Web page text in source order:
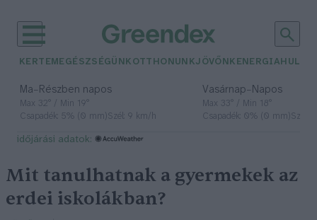
KERTEM EGÉSZSÉGÜNK OTTHONUNKJÖVŐNK ENERGIA
Ma– Részben napos
Max 32° / Min 19°
Csapadék: 5% (0 mm)Szél: 9 km/h
Vasárnap– Napos
Max 33° / Min 18°
Csapadék: 0% (0 mm)Szél:
időjárási adatok:
Mit tanulhatnak a gyermekek az
erdei iskolákban?